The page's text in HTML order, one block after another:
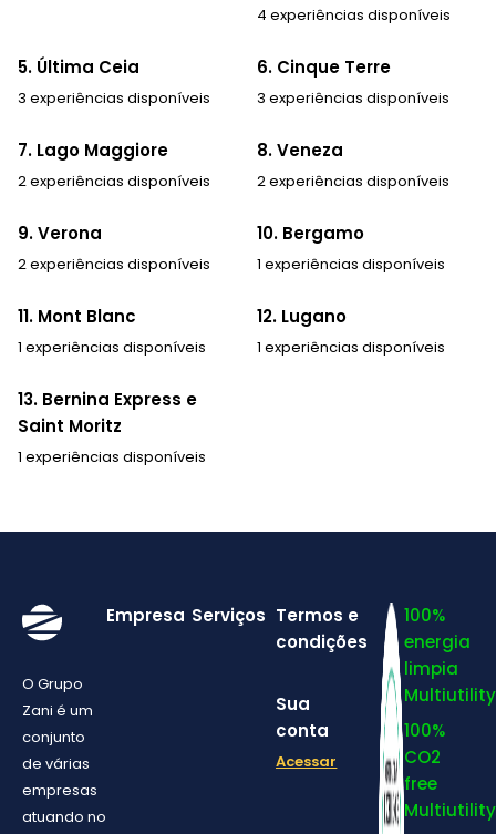
4 experiências disponíveis
5. Última Ceia
3 experiências disponíveis
6. Cinque Terre
3 experiências disponíveis
7. Lago Maggiore
2 experiências disponíveis
8. Veneza
2 experiências disponíveis
9. Verona
2 experiências disponíveis
10. Bergamo
1 experiências disponíveis
11. Mont Blanc
1 experiências disponíveis
12. Lugano
1 experiências disponíveis
13. Bernina Express e
Saint Moritz
1 experiências disponíveis
O Grupo
Zani é um
conjunto
de várias
empresas
atuando no
Empresa Serviços Termos e
condições
Sua
conta
Acessar
100%
energia
limpia
Multiutility
100%
CO2
free
Multiutility